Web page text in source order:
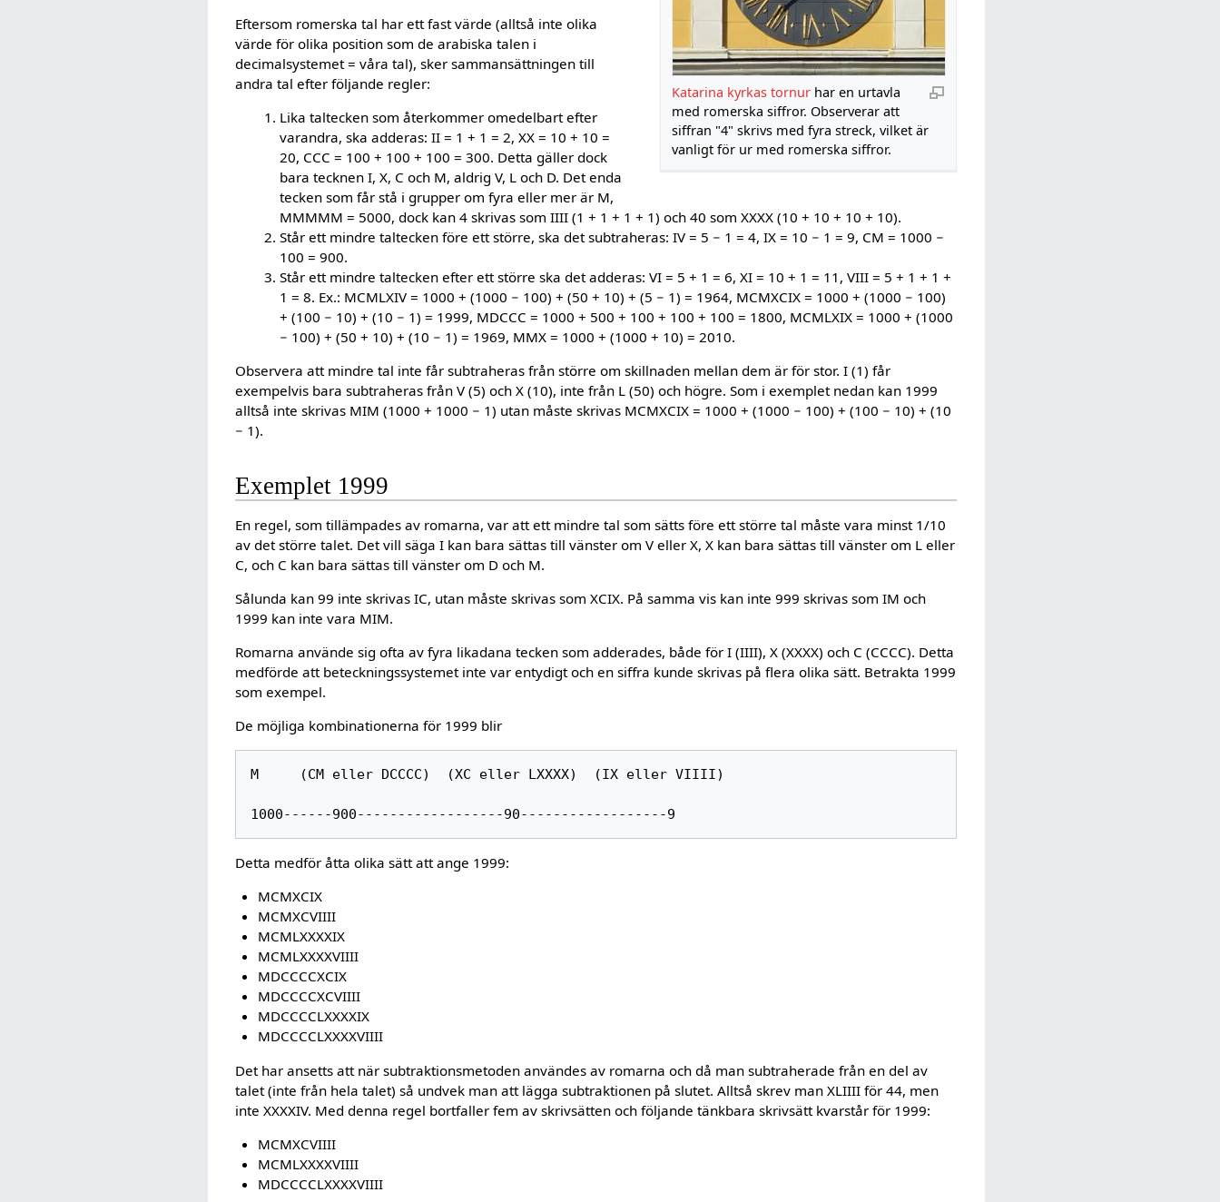
Katarina kyrkas tornurhar en urtavla
med romerska siffror. Observerar att
siffran "4" skrivs med fyra streck, vilket är
vanligt för ur med romerska siffror.
Eftersom romerska tal har ett fast värde (alltså inte olika
värde för olika position som de arabiska talen i
decimalsystemet = våra tal), sker sammansättningen till
andra tal efter följande regler:
Lika taltecken som återkommer omedelbart efter
varandra, ska adderas: II = 1 + 1 = 2, XX = 10 + 10 =
20, CCC = 100 + 100 + 100 = 300. Detta gäller dock
bara tecknen I, X, C och M, aldrig V, L och D. Det enda
tecken som får stå i grupper om fyra eller mer är M,
MMMMM = 5000, dock kan 4 skrivas som IIII (1 + 1 + 1 + 1) och 40 som XXXX (10 + 10 + 10 + 10).
Står ett mindre taltecken före ett större, ska det subtraheras: IV = 5 − 1 = 4, IX = 10 − 1 = 9, CM = 1000 −
100 = 900.
Står ett mindre taltecken efter ett större ska det adderas: VI = 5 + 1 = 6, XI = 10 + 1 = 11, VIII = 5 + 1 + 1 +
1 = 8. Ex.: MCMLXIV = 1000 + (1000 − 100) + (50 + 10) + (5 − 1) = 1964, MCMXCIX = 1000 + (1000 − 100)
+ (100 − 10) + (10 − 1) = 1999, MDCCC = 1000 + 500 + 100 + 100 + 100 = 1800, MCMLXIX = 1000 + (1000
− 100) + (50 + 10) + (10 − 1) = 1969, MMX = 1000 + (1000 + 10) = 2010.
Observera att mindre tal inte får subtraheras från större om skillnaden mellan dem är för stor. I (1) får
exempelvis bara subtraheras från V (5) och X (10), inte från L (50) och högre. Som i exemplet nedan kan 1999
alltså inte skrivas MIM (1000 + 1000 − 1) utan måste skrivas MCMXCIX = 1000 + (1000 − 100) + (100 − 10) + (10
− 1).
Exemplet 1999
En regel, som tillämpades av romarna, var att ett mindre tal som sätts före ett större tal måste vara minst 1/10
av det större talet. Det vill säga I kan bara sättas till vänster om V eller X, X kan bara sättas till vänster om L eller
C, och C kan bara sättas till vänster om D och M.
Sålunda kan 99 inte skrivas IC, utan måste skrivas som XCIX. På samma vis kan inte 999 skrivas som IM och
1999 kan inte vara MIM.
Romarna använde sig ofta av fyra likadana tecken som adderades, både för I (IIII), X (XXXX) och C (CCCC). Detta
medförde att beteckningssystemet inte var entydigt och en siffra kunde skrivas på flera olika sätt. Betrakta 1999
som exempel.
De möjliga kombinationerna för 1999 blir
M     (CM eller DCCCC)  (XC eller LXXXX)  (IX eller VIIII)
Detta medför åtta olika sätt att ange 1999:
MCMXCIX
MCMXCVIIII
MCMLXXXXIX
MCMLXXXXVIIII
MDCCCCXCIX
MDCCCCXCVIIII
MDCCCCLXXXXIX
MDCCCCLXXXXVIIII
Det har ansetts att när subtraktionsmetoden användes av romarna och då man subtraherade från en del av
talet (inte från hela talet) så undvek man att lägga subtraktionen på slutet. Alltså skrev man XLIIII för 44, men
inte XXXXIV. Med denna regel bortfaller fem av skrivsätten och följande tänkbara skrivsätt kvarstår för 1999:
MCMXCVIIII
MCMLXXXXVIIII
MDCCCCLXXXXVIIII